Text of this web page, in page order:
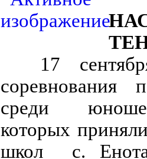
17 сентября
соревнования
среди
которых
школ с.